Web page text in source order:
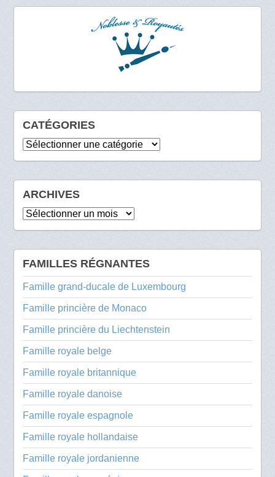
CATÉGORIES
Catégories
ARCHIVES
Archives
FAMILLES RÉGNANTES
Famille grand-ducale de Luxembourg
Famille princière de Monaco
Famille princière du Liechtenstein
Famille royale belge
Famille royale britannique
Famille royale danoise
Famille royale espagnole
Famille royale hollandaise
Famille royale jordanienne